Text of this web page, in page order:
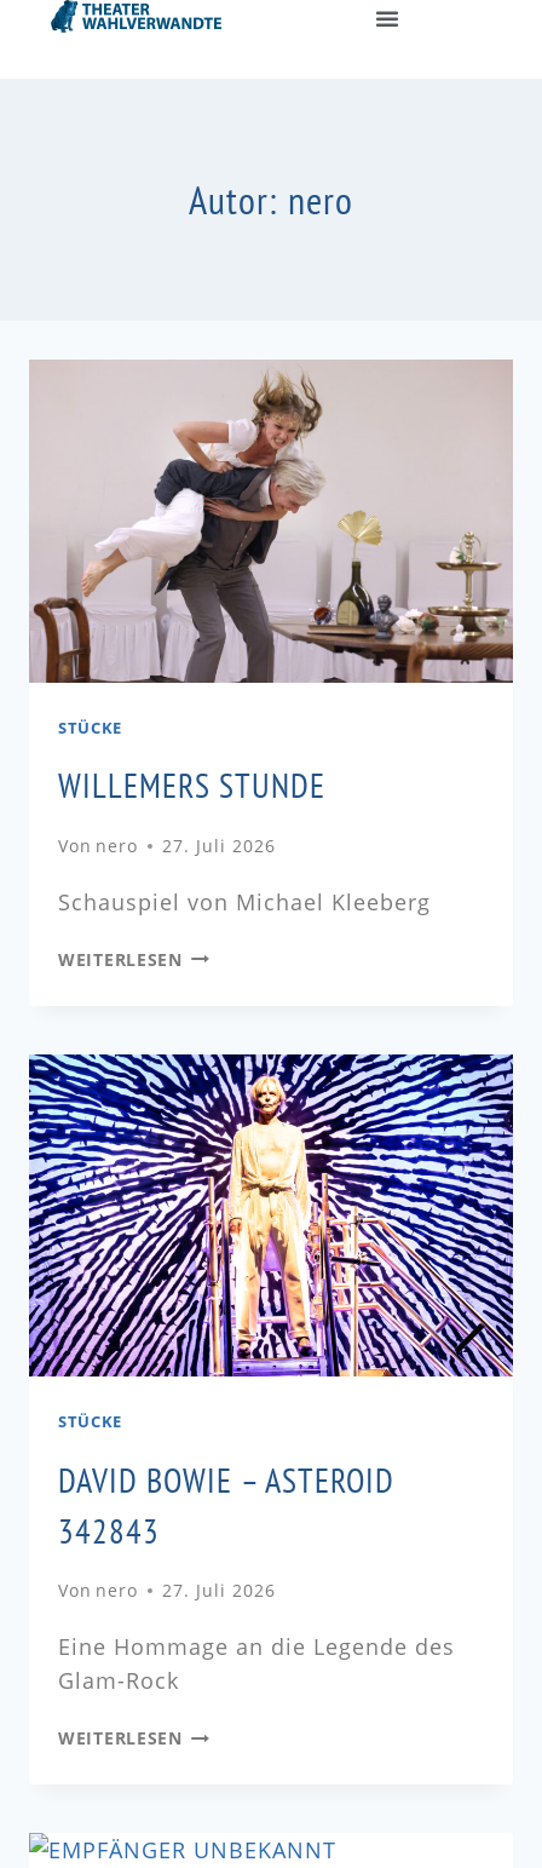
Autor: nero
STÜCKE
WILLEMERS STUNDE
Von nero 27. Juli 2026
Schauspiel von Michael Kleeberg
WEITERLESEN
STÜCKE
DAVID BOWIE – ASTEROID
342843
Von nero 27. Juli 2026
Eine Hommage an die Legende des
Glam-Rock
WEITERLESEN